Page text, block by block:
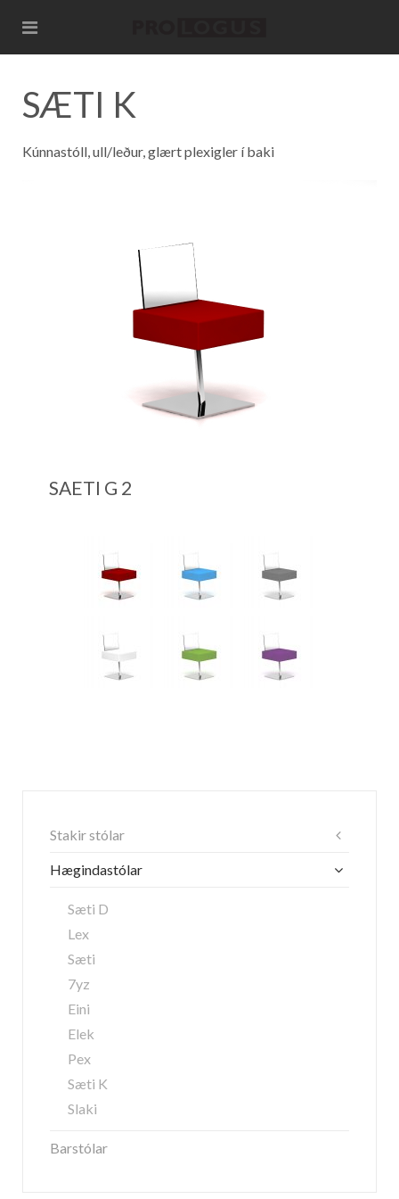
SÆTI K
Kúnnastóll, ull/leður, glært plexigler í baki
SAETI G 2
Stakir stólar
Hægindastólar
Sæti D
Lex
Sæti
7yz
Eini
Elek
Pex
Sæti K
Slaki
Barstólar